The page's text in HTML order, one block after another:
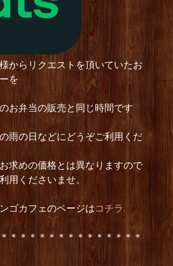
からリクエストを頂いていたお
を
お弁当の販売と同じ時間です
雨の日などにどうぞご利用くだ
求めの価格とは異なりますので
用くださいませ。
ゴカフェのページはコチラ.
＊＊＊＊＊＊＊＊＊＊＊＊＊＊